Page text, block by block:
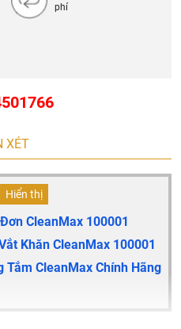
phí
XÉT
Hiển thị
CleanMax 100001
Khăn CleanMax 100001
Tắm CleanMax Chính Hãng